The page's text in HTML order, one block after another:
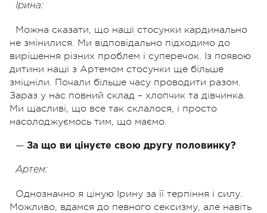
Ірина:
Можна сказати, що наші стосунки кардинально
не змінилися. Ми відповідально підходимо до
вирішення різних проблем і суперечок. Із появою
дитини наші з Артемом стосунки ще більше
зміцніли. Почали більше часу проводити разом.
Зараз у нас повний склад – хлопчик та дівчинка.
Ми щасливі, що все так склалося, і просто
насолоджуємось тим, що маємо.
— За що ви цінуєте свою другу половинку?
Артем:
Однозначно я ціную Ірину за її терпіння і силу.
Можливо, вдамся до певного сексизму, але навіть